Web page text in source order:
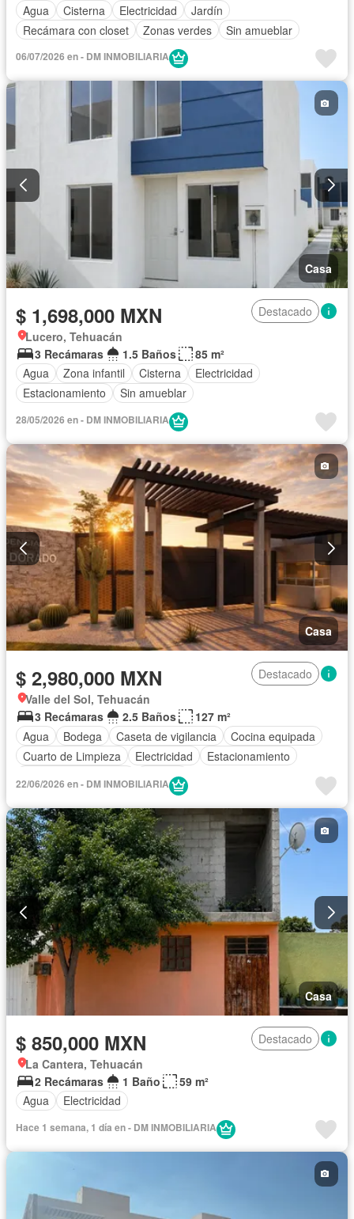
Agua
Cisterna Electricidad
Jardín
Recámara con closet
Zonas verdes Sin amueblar
06/07/2026 en - DM INMOBILIARIA
Casa
$ 1,698,000 MXN
Destacado
Lucero, Tehuacán
3 Recámaras
1.5 Baños
85 m²
Agua
Zona infantil Cisterna
Electricidad
Estacionamiento
Sin amueblar
28/05/2026 en - DM INMOBILIARIA
Casa
$ 2,980,000 MXN
Destacado
Valle del Sol, Tehuacán
3 Recámaras
2.5 Baños
127 m²
Agua
Bodega Caseta de vigilancia
Cocina equipada
Cuarto de Limpieza
Electricidad
Estacionamiento
Terraza
22/06/2026 en - DM INMOBILIARIA
Casa
$ 850,000 MXN
Destacado
La Cantera, Tehuacán
2 Recámaras
1 Baño
59 m²
Agua
Electricidad
Hace 1 semana, 1 día en - DM INMOBILIARIA